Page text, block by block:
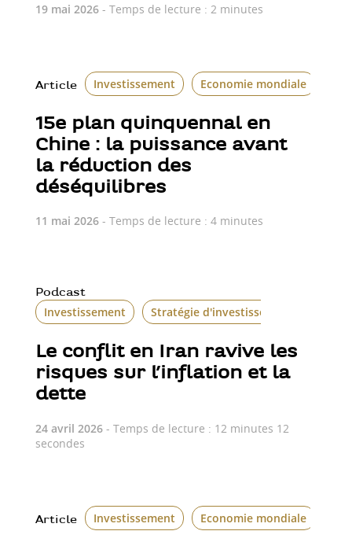
19 mai 2026- Temps de lecture : 2 minutes
Article Investissement Economie mondiale
15e plan quinquennal en
Chine : la puissance avant
la réduction des
déséquilibres
11 mai 2026- Temps de lecture : 4 minutes
Podcast
Investissement Stratégie d'investissement
Le conflit en Iran ravive les
risques sur l’inflation et la
dette
24 avril 2026- Temps de lecture : 12 minutes 12
secondes
Article Investissement Economie mondiale